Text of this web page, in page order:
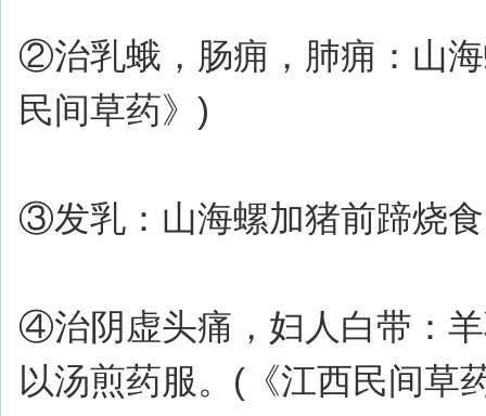
②治乳蛾，肠痈，肺痈：山
民间草药》)
③发乳：山海螺加猪前蹄烧
④治阴虚头痛，妇人白带：
以汤煎药服。(《江西民间草